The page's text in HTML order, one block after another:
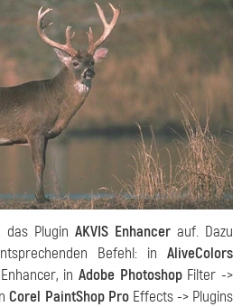
das Plugin AKVIS Enhancer auf. Dazu
Befehl: in AliveColors
in Adobe PhotoshopFilter ->
Corel PaintShop ProEffects -> Plugins